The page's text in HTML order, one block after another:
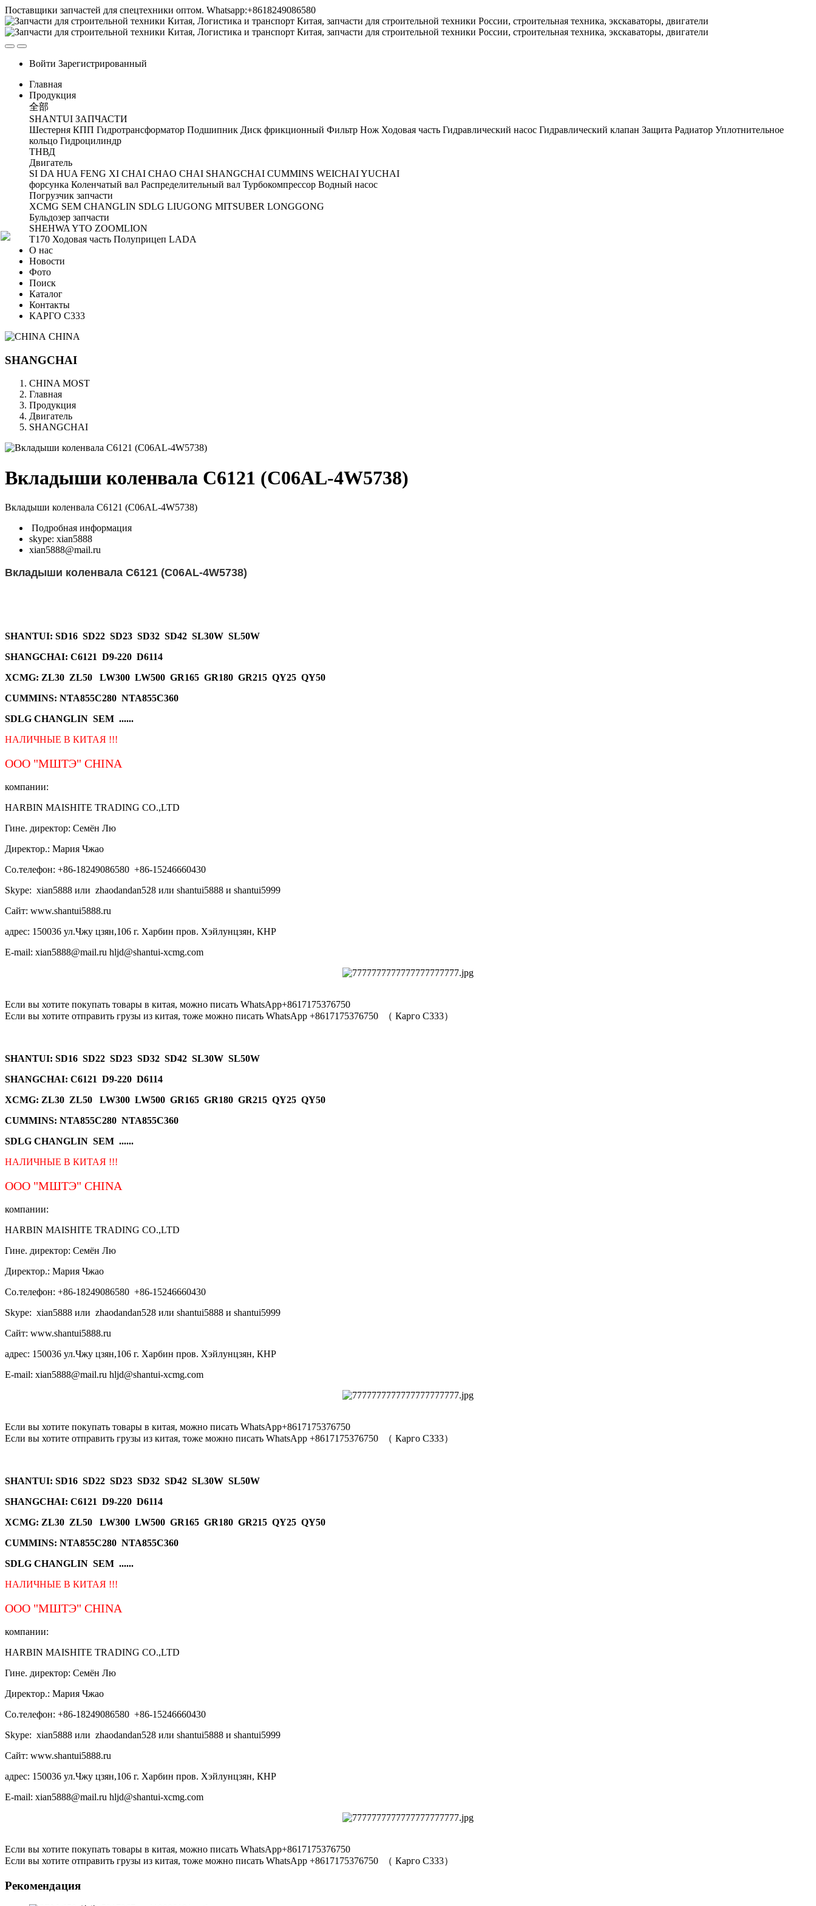
Поставщики запчастей для спецтехники оптом. Whatsapp:+8618249086580
Войти Зарегистрированный
Главная
Продукция
全部
SHANTUI ЗАПЧАСТИ
Шестерня КПП Гидротрансформатор Подшипник Диск фрикционный Фильтр Нож Ходовая часть Гидравлический насос Гидравлический клапан Защита Радиатор Уплотнительное
кольцо Гидроцилиндр
ТНВД
Двигатель
SI DA HUA FENG XI CHAI CHAO CHAI SHANGCHAI CUMMINS WEICHAIYUCHAI
форсунка Коленчатый вал Распределительный вал Турбокомпрессор Водный насос
Погрузчик запчасти
XCMG SEM CHANGLIN SDLG LIUGONG MITSUBER LONGGONG
Бульдозер запчасти
SHEHWA YTO ZOOMLION
T170 Ходовая часть Полуприцеп LADA
О нас
Новости
Фото
Поиск
Каталог
Контакты
КАРГО С333
CHINA
SHANGCHAI
CHINA MOST
Главная
Продукция
Двигатель
SHANGCHAI
Вкладыши коленвала C6121 (C06AL-4W5738)
Вкладыши коленвала C6121 (C06AL-4W5738)
Подробная информация
skype: xian5888
xian5888@mail.ru
Вкладыши коленвала C6121 (C06AL-4W5738)
SHANTUI: SD16 SD22 SD23 SD32 SD42 SL30W SL50W
SHANGCHAI: C6121 D9-220 D6114
XCMG: ZL30 ZL50 LW300 LW500 GR165 GR180 GR215 QY25 QY50
CUMMINS: NTA855C280 NTA855C360
SDLG CHANGLIN SEM ......
НАЛИЧНЫЕ В КИТАЯ !!!
ООО "МШТЭ" CHINA
компании:
HARBIN MAISHITE TRADING CO.,LTD
Гине. директор: Семён Лю
Директор.: Мария Чжао
Со.телефон: +86-18249086580 +86-15246660430
Skype: xian5888 или zhaodandan528 или shantui5888 и shantui5999
Сайт: www.shantui5888.ru
адрес: 150036 ул.Чжу цзян,106 г. Харбин пров. Хэйлунцзян, КНР
E-mail: xian5888@mail.ru hljd@shantui-xcmg.com
Если вы хотите покупать товары в китая, можно писать WhatsApp+8617175376750
Если вы хотите отправить грузы из китая, тоже можно писать WhatsApp +8617175376750 （ Карго C333）
SHANTUI: SD16 SD22 SD23 SD32 SD42 SL30W SL50W
SHANGCHAI: C6121 D9-220 D6114
XCMG: ZL30 ZL50 LW300 LW500 GR165 GR180 GR215 QY25 QY50
CUMMINS: NTA855C280 NTA855C360
SDLG CHANGLIN SEM ......
НАЛИЧНЫЕ В КИТАЯ !!!
ООО "МШТЭ" CHINA
компании:
HARBIN MAISHITE TRADING CO.,LTD
Гине. директор: Семён Лю
Директор.: Мария Чжао
Со.телефон: +86-18249086580 +86-15246660430
Skype: xian5888 или zhaodandan528 или shantui5888 и shantui5999
Сайт: www.shantui5888.ru
адрес: 150036 ул.Чжу цзян,106 г. Харбин пров. Хэйлунцзян, КНР
E-mail: xian5888@mail.ru hljd@shantui-xcmg.com
Если вы хотите покупать товары в китая, можно писать WhatsApp+8617175376750
Если вы хотите отправить грузы из китая, тоже можно писать WhatsApp +8617175376750 （ Карго C333）
SHANTUI: SD16 SD22 SD23 SD32 SD42 SL30W SL50W
SHANGCHAI: C6121 D9-220 D6114
XCMG: ZL30 ZL50 LW300 LW500 GR165 GR180 GR215 QY25 QY50
CUMMINS: NTA855C280 NTA855C360
SDLG CHANGLIN SEM ......
НАЛИЧНЫЕ В КИТАЯ !!!
ООО "МШТЭ" CHINA
компании:
HARBIN MAISHITE TRADING CO.,LTD
Гине. директор: Семён Лю
Директор.: Мария Чжао
Со.телефон: +86-18249086580 +86-15246660430
Skype: xian5888 или zhaodandan528 или shantui5888 и shantui5999
Сайт: www.shantui5888.ru
адрес: 150036 ул.Чжу цзян,106 г. Харбин пров. Хэйлунцзян, КНР
E-mail: xian5888@mail.ru hljd@shantui-xcmg.com
Если вы хотите покупать товары в китая, можно писать WhatsApp+8617175376750
Если вы хотите отправить грузы из китая, тоже можно писать WhatsApp +8617175376750 （ Карго C333）
Рекомендация